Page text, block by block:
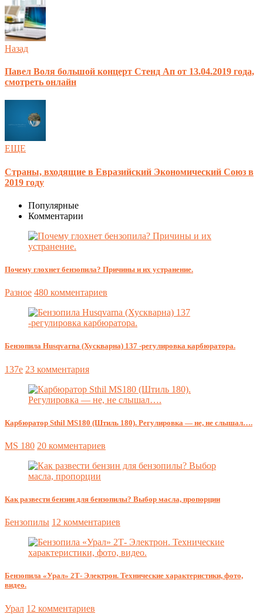
Назад
Павел Воля большой концерт Стенд Ап от 13.04.2019 года,
смотреть онлайн
ЕЩЕ
Страны, входящие в Евразийский Экономический Союз в
2019 году
Популярные
Комментарии
Почему глохнет бензопила? Причины и их устранение.
Разное 480 комментариев
Бензопила Husqvarna (Хускварна) 137 -регулировка карбюратора.
137e 23 комментария
Карбюратор Sthil MS180 (Штиль 180). Регулировка — не, не слышал….
MS 180 20 комментариев
Как развести бензин для бензопилы? Выбор масла, пропорции
Бензопилы 12 комментариев
Бензопила «Урал» 2Т- Электрон. Технические характеристики, фото,
видео.
Урал 12 комментариев